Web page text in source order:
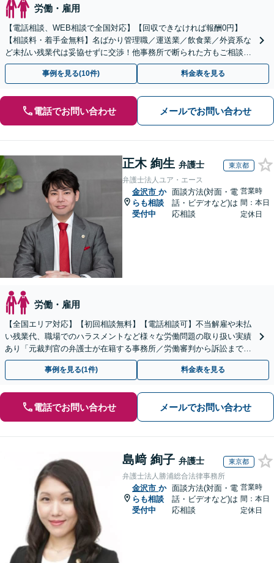
労働・雇用
【電話相談、WEB相談で全国対応】【回収できなければ報酬0円】
【相談料・着手金無料】名ばかり管理職／運送業／飲食業／外資系な
ど未払い残業代は妥協せずに交渉！他事務所で断られた方もご相談く
ださい。【解決事例が豊富】土曜日も電話受付しています
事例を見る(10件) 料金表を見る
電話でお問い合わせ メールでお問い合わせ
正木 絢生 弁護士 東京都
弁護士法人ユア・エース
金沢市 か
らも相談
受付中
面談方法(対面・電
話・ビデオなど)は
応相談
営業時
間：本日
定休日
労働・雇用
【全国エリア対応】【初回相談無料】【電話相談可】不当解雇や未払
い残業代、職場でのハラスメントなど様々な労働問題の取り扱い実績
あり「元裁判官の弁護士が在籍する事務所／労働審判から訴訟まで、
裁判官経験を活かした最適な戦略を立案」
事例を見る(1件) 料金表を見る
電話でお問い合わせ メールでお問い合わせ
島﨑 絢子 弁護士 東京都
弁護士法人勝浦総合法律事務所
金沢市 か
らも相談
受付中
面談方法(対面・電
話・ビデオなど)は
応相談
営業時
間：本日
定休日